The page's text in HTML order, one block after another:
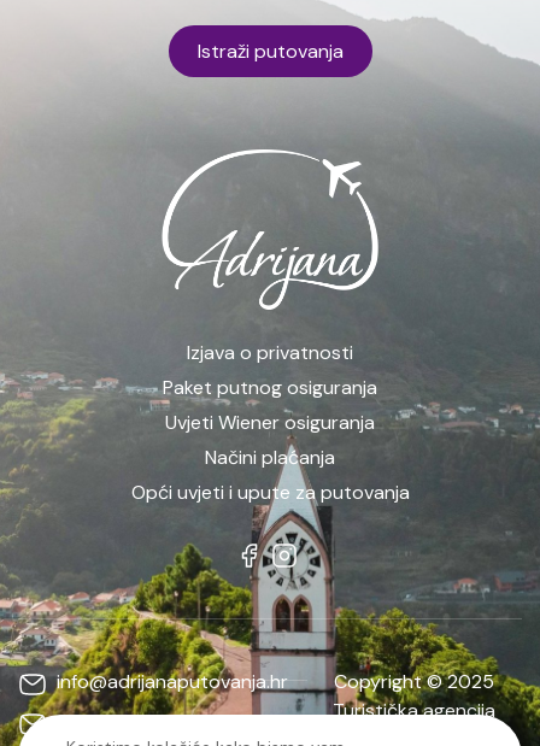
Istraži putovanja
Izjava o privatnosti
Paket putnog osiguranja
Uvjeti Wiener osiguranja
Načini plaćanja
Opći uvjeti i upute za putovanja
info@adrijanaputovanja.hr
d.matkovic@adrijanaputovanja.hr
Copyright © 2025
Turistička agencija
ADRIJANA | Sva prava